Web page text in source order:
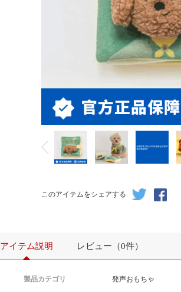
このアイテムをシェアする
アイテム説明 レビュー（0件）
製品カテゴリ 発声おもちゃ